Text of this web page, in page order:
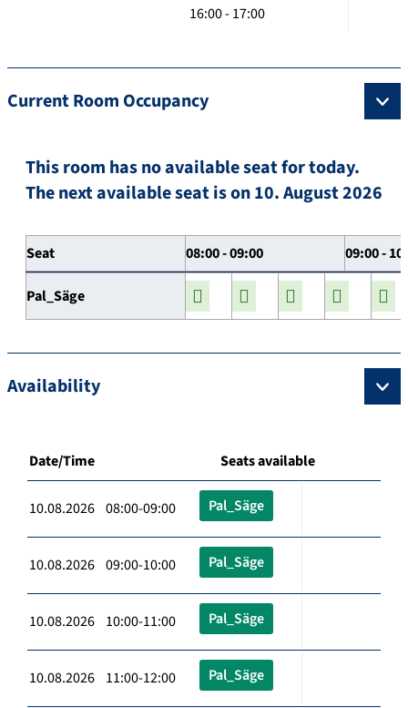
16:00 - 17:00
Current Room Occupancy
This room has no available seat for today.
The next available seat is on 10. August 2026
Seat 08:00 - 09:00 09:00 -
Pal_Säge
Availability
Date/Time Seats available
10.08.2026 08:00-09:00 Pal_Säge
10.08.2026 09:00-10:00 Pal_Säge
10.08.2026 10:00-11:00 Pal_Säge
10.08.2026 11:00-12:00 Pal_Säge